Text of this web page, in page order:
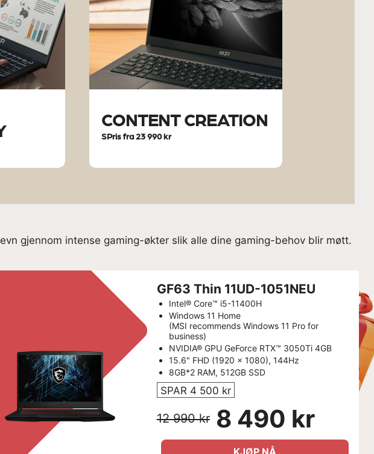
CONTENT CREATION
SPris fra 23 990 kr
gjennom intense gaming-økter slik alle dine gaming-behov blir møtt.
GF63 Thin 11UD-1051NEU
Intel® Core™ i5-11400H
Windows 11 Home
(MSI recommends Windows 11 Pro for
business)
NVIDIA® GPU GeForce RTX™ 3050Ti 4GB
15.6" FHD (1920 x 1080), 144Hz
8GB*2 RAM, 512GB SSD
SPAR 4 500 kr
12 990 kr 8 490 kr
KJØP NÅ